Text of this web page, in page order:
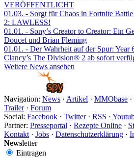
VERÖFFENTLICHT
01.03. - Sorgt für Chaos in Fortnite
2: LAWLESS!
01.01. - Sony’s Creator to Creator: Ein
Doucet und Brian Fleming
01.01. - Der Wahrheit auf der Spur: Year
Clancy’s The Division® 2 ab sofort
Weitere News ansehen
Navigation: News · Artikel · MMObase ·
Trailer· Forum
Social: Facebook · Twitter· RSS ·
Partner: Presseportal · Rezepte Online ·
Kontakt · Jobs · Datenschutzerklärung ·
Newsletter
Eintragen